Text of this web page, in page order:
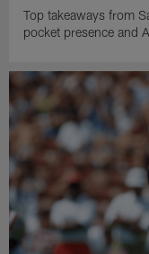
Top takeaways from
pocket presence and